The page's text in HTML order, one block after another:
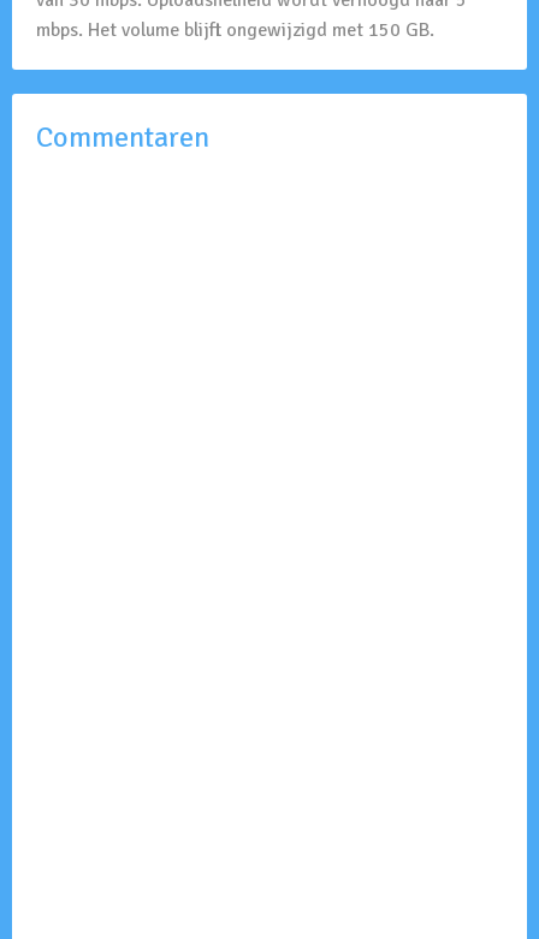
mbps. Het volume blijft ongewijzigd met 150 GB.
Commentaren